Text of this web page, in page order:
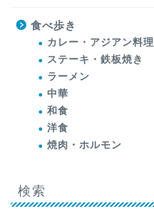
食べ歩き
カレー・アジアン料理
ステーキ・鉄板焼き
ラーメン
中華
和食
洋食
焼肉・ホルモン
検索